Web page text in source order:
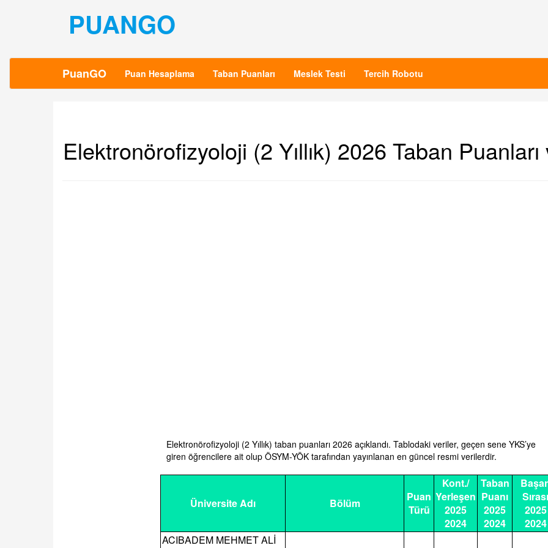
PUANGO
PuanGO Puan Hesaplama Taban Puanları Meslek Testi Tercih Robotu
Elektronörofizyoloji (2 Yıllık) 2026 Taban Puanları
Elektronörofizyoloji (2 Yıllık) taban puanları 2026 açıklandı. Tablodaki veriler, geçen sene YKS’ye
giren öğrencilere ait olup ÖSYM-YÖK tarafından yayınlanan en güncel resmi verilerdir.
Üniversite Adı Bölüm
Puan
Türü
Kont./
Yerleşen
2025
2024
Taban
Puanı
2025
2024
Sırası
2025
2024
ACIBADEM MEHMET ALİ